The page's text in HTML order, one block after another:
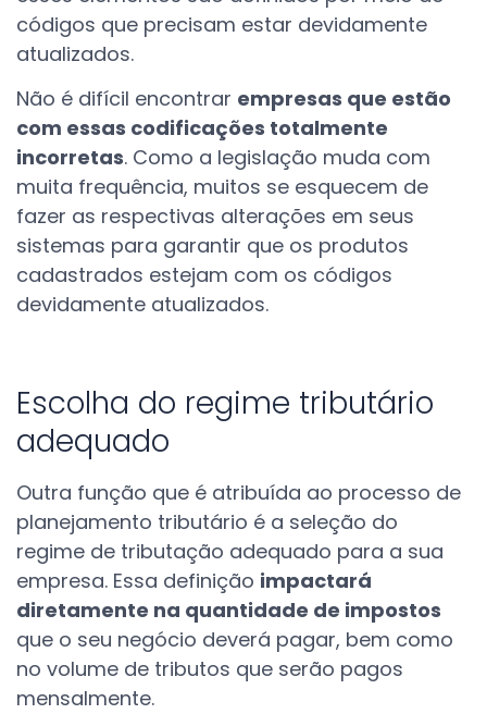
códigos que precisam estar devidamente
atualizados.
Não é difícil encontrar empresas que estão
com essas codificações totalmente
incorretas. Como a legislação muda com
muita frequência, muitos se esquecem de
fazer as respectivas alterações em seus
sistemas para garantir que os produtos
cadastrados estejam com os códigos
devidamente atualizados.
Escolha do regime tributário
adequado
Outra função que é atribuída ao processo de
planejamento tributário é a seleção do
regime de tributação adequado para a sua
empresa. Essa definição impactará
diretamente na quantidade de impostos
que o seu negócio deverá pagar, bem como
no volume de tributos que serão pagos
mensalmente.